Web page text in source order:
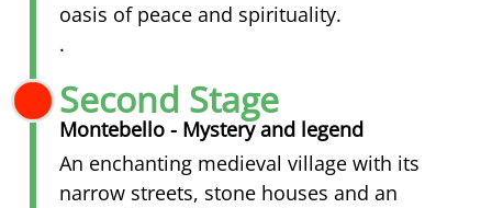
oasis of peace and spirituality.
.
Second Stage
Montebello - Mystery and legend
An enchanting medieval village with its
narrow streets, stone houses and an